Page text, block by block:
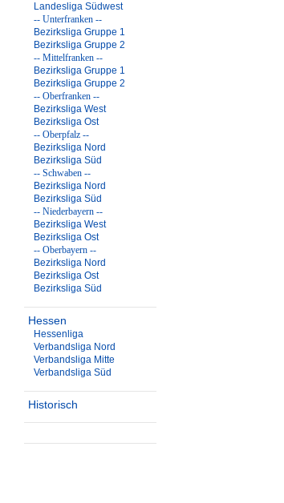
Landesliga Südwest
-- Unterfranken --
Bezirksliga Gruppe 1
Bezirksliga Gruppe 2
-- Mittelfranken --
Bezirksliga Gruppe 1
Bezirksliga Gruppe 2
-- Oberfranken --
Bezirksliga West
Bezirksliga Ost
-- Oberpfalz --
Bezirksliga Nord
Bezirksliga Süd
-- Schwaben --
Bezirksliga Nord
Bezirksliga Süd
-- Niederbayern --
Bezirksliga West
Bezirksliga Ost
-- Oberbayern --
Bezirksliga Nord
Bezirksliga Ost
Bezirksliga Süd
Hessen
Hessenliga
Verbandsliga Nord
Verbandsliga Mitte
Verbandsliga Süd
Historisch